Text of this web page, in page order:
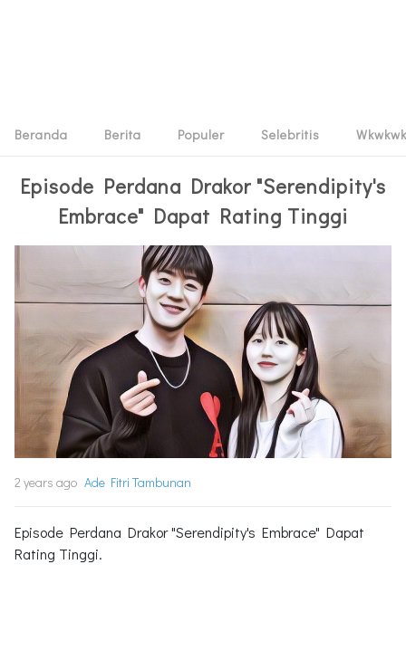
Beranda Berita Populer Selebritis Wkwkwk
Episode Perdana Drakor "Serendipity's
Embrace" Dapat Rating Tinggi
2 years ago Ade Fitri Tambunan
Episode Perdana Drakor "Serendipity's Embrace" Dapat
Rating Tinggi.